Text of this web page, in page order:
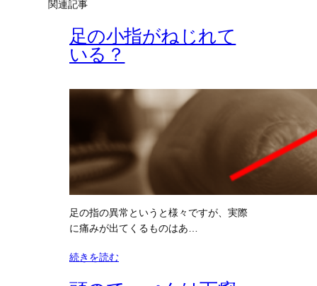
関連記事
足の小指がねじれて
いる？
足の指の異常というと様々ですが、実際
に痛みが出てくるものはあ…
続きを読む